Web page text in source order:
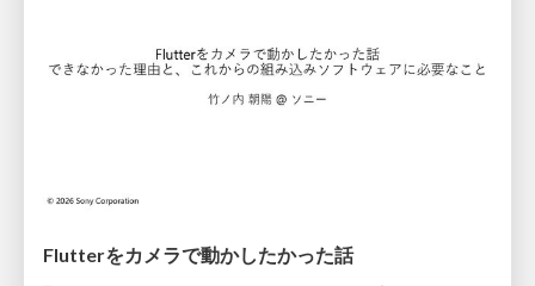
Flutterをカメラで動かしたかった話